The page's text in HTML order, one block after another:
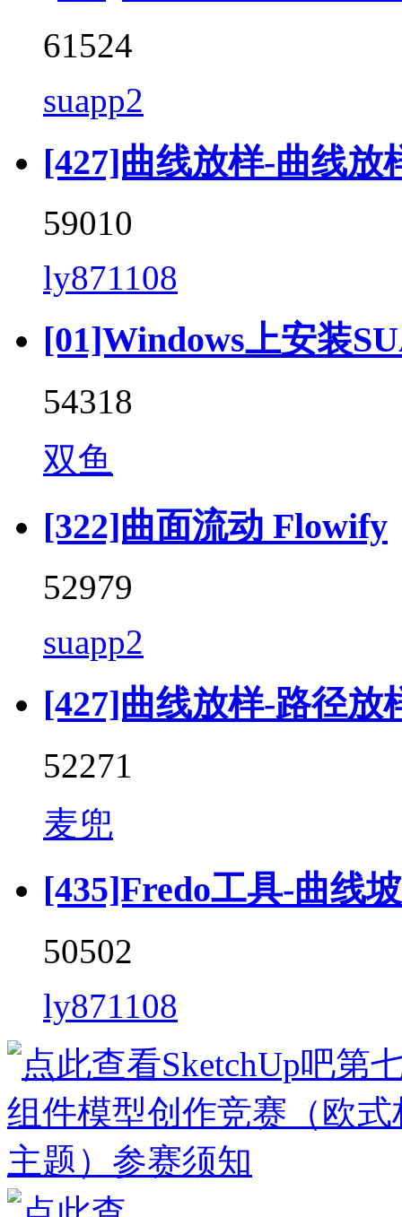
61524
suapp2
[427]曲线放样-曲线放
59010
ly871108
[01]Windows上安装
54318
双鱼
[322]曲面流动 Flowify
52979
suapp2
[427]曲线放样-路径放
52271
麦兜
[435]Fredo工具-曲线
50502
ly871108